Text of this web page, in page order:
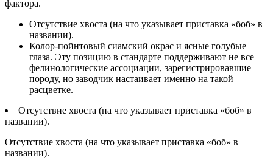
фактора.
Отсутствие хвоста (на что указывает приставка «боб» в
названии).
Колор-пойнтовый сиамский окрас и ясные голубые
глаза. Эту позицию в стандарте поддерживают не все
фелинологические ассоциации, зарегистрировавшие
породу, но заводчик настаивает именно на такой
расцветке.
Отсутствие хвоста (на что указывает приставка «боб» в
названии).
Отсутствие хвоста (на что указывает приставка «боб» в
названии).